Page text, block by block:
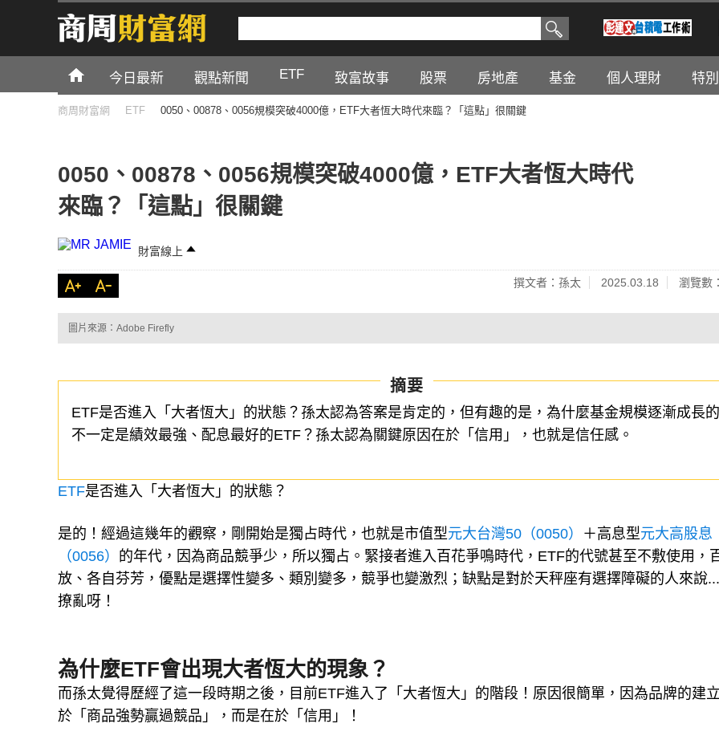
今日最新 觀點新聞 ETF 致富故事 股票 房地產 基金 個人理財 特
商周財富網 ETF 0050、00878、0056規模突破4000億，ETF大者恆大時代來臨？「這點」很關鍵
0050、00878、0056規模突破4000億，ETF大者恆大時代
來臨？「這點」很關鍵
財富線上
撰文者：孫太 2025.03.18 瀏覽數
圖片來源：Adobe Firefly
摘要
ETF是否進入「大者恆大」的狀態？孫太認為答案是肯定的，但有趣的是，為什麼基金規模逐漸成長
不一定是績效最強、配息最好的ETF？孫太認為關鍵原因在於「信用」，也就是信任感。
ETF是否進入「大者恆大」的狀態？
是的！經過這幾年的觀察，剛開始是獨占時代，也就是市值型元大台灣50（0050） ＋高息型元大高股息
（0056） 的年代，因為商品競爭少，所以獨占。緊接者進入百花爭鳴時代，ETF的代號甚至不敷使用，
放、各自芬芳，優點是選擇性變多、類別變多，競爭也變激烈；缺點是對於天秤座有選擇障礙的人來說
撩亂呀！
為什麼ETF會出現大者恆大的現象？
而孫太覺得歷經了這一段時期之後，目前ETF進入了「大者恆大」的階段！原因很簡單，因為品牌的建
於「商品強勢贏過競品」，而是在於「信用」！